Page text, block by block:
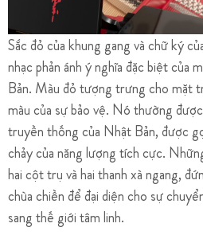
Sắc đỏ của khung gang và chữ ký
nhạc phản ánh ý nghĩa đặc biệt của
Bản. Màu đỏ tượng trưng cho mặt
màu của sự bảo vệ. Nó thường
truyền thống của Nhật Bản, được
chảy của năng lượng tích cực.
hai cột trụ và hai thanh xà ngang,
chùa chiền để đại diện cho sự
sang thế giới tâm linh.